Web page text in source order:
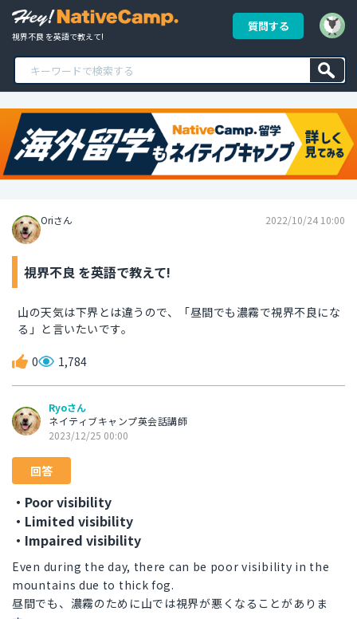
視界不良 を英語で教えて!
質問する
Oriさん 2022/10/24 10:00
視界不良 を英語で教えて!
山の天気は下界とは違うので、「昼間でも濃霧で視界不良にな
る」と言いたいです。
0 1,784
Ryoさん
ネイティブキャンプ英会話講師
2023/12/25 00:00
回答
・Poor visibility
・Limited visibility
・Impaired visibility
Even during the day, there can be poor visibility in the
mountains due to thick fog.
昼間でも、濃霧のために山では視界が悪くなることがありま